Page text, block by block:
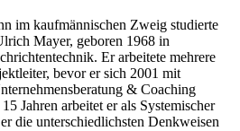
im kaufmännischen Zweig studierte
Mayer, geboren 1968 in
Er arbeitete mehrere
bevor er sich 2001 mit
& Coaching
Jahren arbeitet er als Systemischer
die unterschiedlichsten Denkweisen